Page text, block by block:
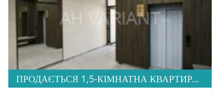
ПРОДАЄТЬСЯ 1,5-КІМНАТНА КВАРТИРА В НОВОБУДОВІ ЖК «ЗАГОРСЬКА»